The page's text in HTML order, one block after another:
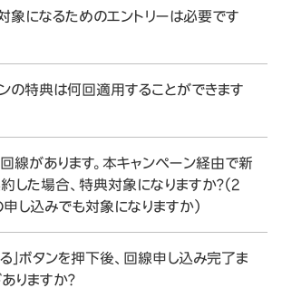
象になるためのエントリーは必要です
の特典は何回適用することができます
線があります。本キャンペーン経由で新
した場合、特典対象になりますか？（2
し込みでも対象になりますか）
る」ボタンを押下後、回線申し込み完了ま
りますか？